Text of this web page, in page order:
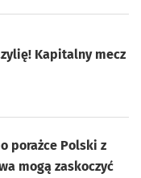
Kapitalny mecz
porażce Polski z
mogą zaskoczyć